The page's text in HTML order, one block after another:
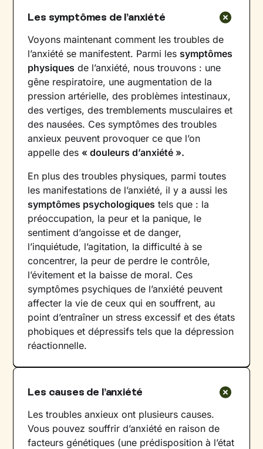
Les symptômes de l’anxiété
Voyons maintenant comment les troubles de
l’anxiété se manifestent. Parmi les symptômes
physiques de l’anxiété, nous trouvons : une
gêne respiratoire, une augmentation de la
pression artérielle, des problèmes intestinaux,
des vertiges, des tremblements musculaires et
des nausées. Ces symptômes des troubles
anxieux peuvent provoquer ce que l’on
appelle des « douleurs d’anxiété ».
En plus des troubles physiques, parmi toutes
les manifestations de l’anxiété, il y a aussi les
symptômes psychologiques tels que : la
préoccupation, la peur et la panique, le
sentiment d’angoisse et de danger,
l’inquiétude, l’agitation, la difficulté à se
concentrer, la peur de perdre le contrôle,
l’évitement et la baisse de moral. Ces
symptômes psychiques de l’anxiété peuvent
affecter la vie de ceux qui en souffrent, au
point d’entraîner un stress excessif et des états
phobiques et dépressifs tels que la dépression
réactionnelle.
Les causes de l’anxiété
Les troubles anxieux ont plusieurs causes.
Vous pouvez souffrir d’anxiété en raison de
facteurs génétiques (une prédisposition à l’état